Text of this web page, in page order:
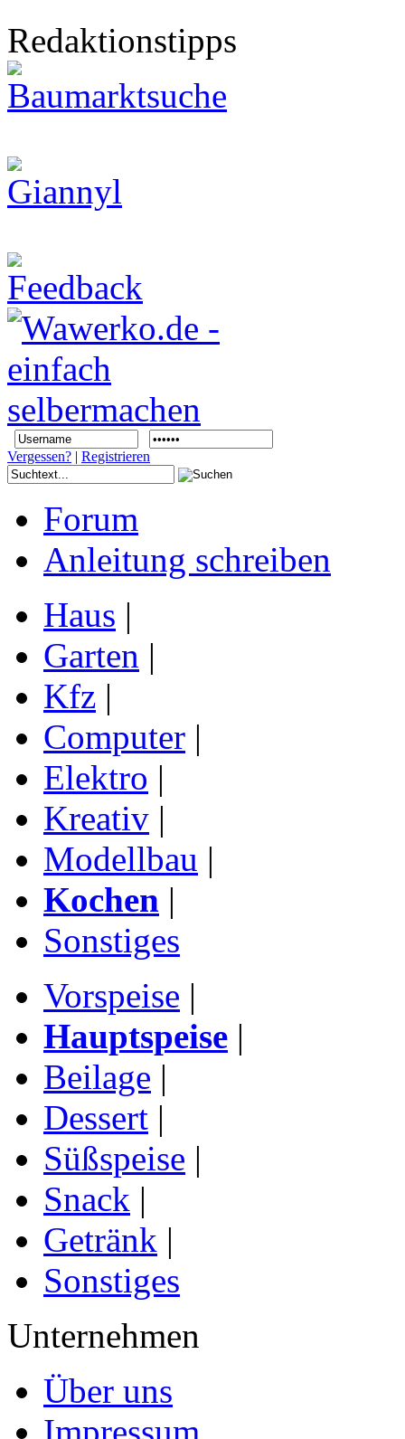
Redaktionstipps
Vergessen? | Registrieren
Forum
Anleitung schreiben
Haus |
Garten |
Kfz |
Computer |
Elektro |
Kreativ |
Modellbau |
Kochen |
Sonstiges
Vorspeise |
Hauptspeise |
Beilage |
Dessert |
Süßspeise |
Snack |
Getränk |
Sonstiges
Unternehmen
Über uns
Impressum